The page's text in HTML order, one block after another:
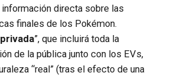
directa sobre las
finales de los Pokémon.
”, que incluirá toda la
de la pública junto con los EVs,
“real” (tras el efecto de una